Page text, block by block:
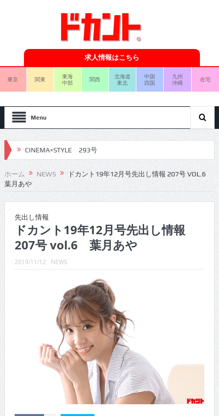
求人情報はこちら
東京 関東
東海
中部
関西
北海道
東北
中国
四国
九州
沖縄
在宅
Menu
CINEMA×STYLE 293号
CINEMA×STYLE 292号
CINEMA×STYLE 291号
CINEMA×STYLE 289号
CINEMA×STYLE 288号
CINEMA×STYLE 287号
CINEMA×STYLE 286号
CINEMA×STYLE 285号
CINEMA×STYLE 294号
ホーム NEWS
ドカント19年12月号先出し情報 207号 VOL.6
葉月あや
先出し情報
ドカント19年12月号先出し情報
207号 vol.6 葉月あや
2019/11/12 NEWS